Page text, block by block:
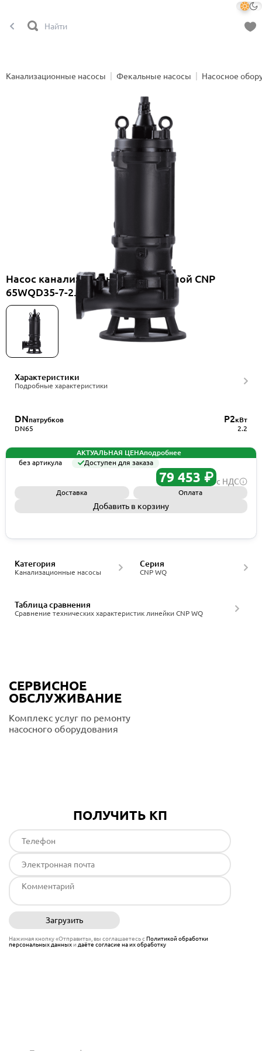
Канализационные насосы Фекальные насосы Насосное
Насос канализационный погружной CNP
65WQD35-7-2.2EF(I)+ELB65WQ
Характеристики
Подробные характеристики
DNпатрубков
DN65
P2кВт
2.2
АКТУАЛЬНАЯ ЦЕНАподробнее
без артикула
Доступен для заказа
79 453 ₽ с НДС
Доставка Оплата
Добавить в корзину
Канализационные насосы
Категория
CNP WQ
Серия
Сравнение технических характеристик линейки CNP WQ
Таблица сравнения
СЕРВИСНОЕ
ОБСЛУЖИВАНИЕ
Комплекс услуг по ремонту
насосного оборудования
ПОЛУЧИТЬ КП
Загрузить
Нажимая кнопку «Отправить», вы соглашаетесь сПолитикой обработки
персональных данныхи даёте согласие на их обработку